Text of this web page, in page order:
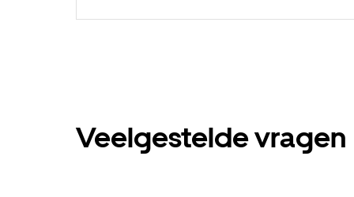
Veelgestelde vragen